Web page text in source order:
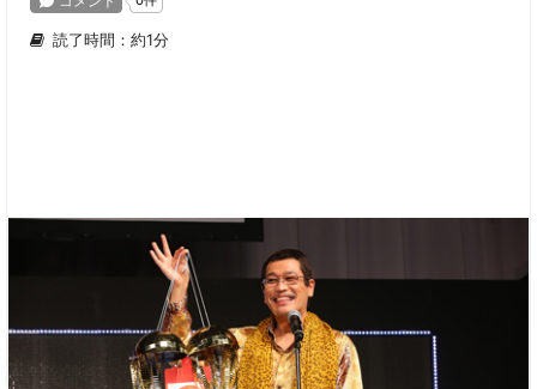
読了時間：約1分